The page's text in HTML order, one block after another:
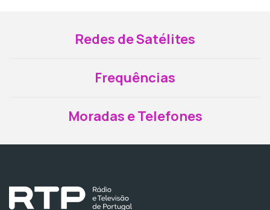
Redes de Satélites
Frequências
Moradas e Telefones